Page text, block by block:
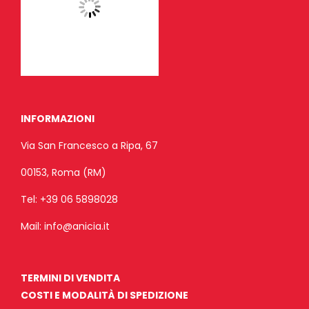
INFORMAZIONI
Via San Francesco a Ripa, 67
00153, Roma (RM)
Tel: +39 06 5898028
Mail: info@anicia.it
TERMINI DI VENDITA
COSTI E MODALITÀ DI SPEDIZIONE